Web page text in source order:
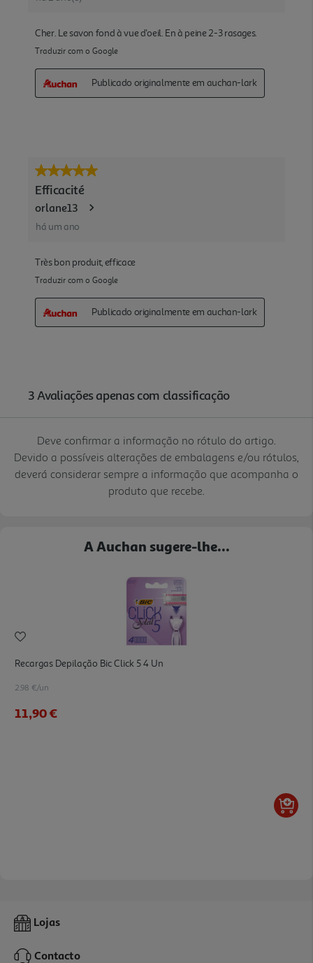
Deve confirmar a informação no rótulo do artigo.
Devido a possíveis alterações de embalagens e/ou rótulos,
deverá considerar sempre a informação que acompanha o
produto que recebe.
A Auchan sugere-lhe...
Recargas Depilação Bic Click 5 4 Un
2.98 €/un
11,90 €
Lojas
Contacto